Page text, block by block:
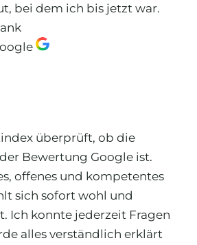
bei dem ich bis jetzt war.
überprüft, ob die
Bewertung Google ist.
offenes und kompetentes
sich sofort wohl und
Ich konnte jederzeit Fragen
alles verständlich erklärt